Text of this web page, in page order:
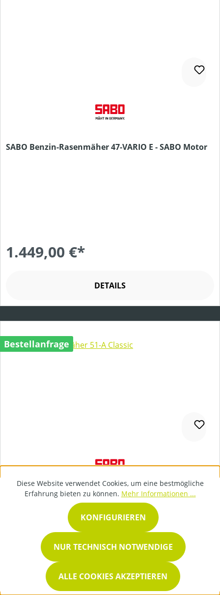
SABO Benzin-Rasenmäher 47-VARIO E - SABO Motor
1.449,00 €*
DETAILS
Bestellanfrage
SABO Benzin-Rasenmäher 51-A Classic
Diese Website verwendet Cookies, um eine bestmögliche
Erfahrung bieten zu können. Mehr Informationen ...
NUR TECHNISCH NOTWENDIGE
KONFIGURIEREN
ALLE COOKIES AKZEPTIEREN